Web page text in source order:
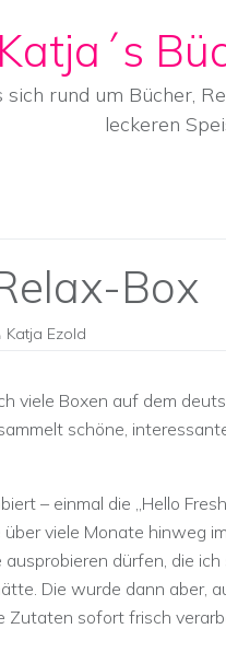
Katja´s
rund um Bücher,
leckeren
Box
Katja Ezold
viele Boxen auf dem
schöne,
– einmal die „Hello
über viele Monate hinweg
dürfen, die
Die wurde dann aber,
Zutaten sofort frisch